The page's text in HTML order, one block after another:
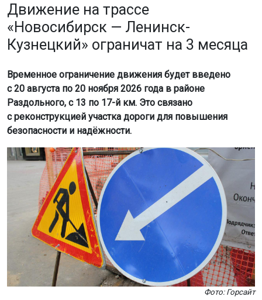
Движение на трассе
«Новосибирск — Ленинск-
Кузнецкий» ограничат на 3 месяца
Временное ограничение движения будет введено
с 20 августа по 20 ноября 2026 года в районе
Раздольного, с 13 по 17-й км. Это связано
с реконструкцией участка дороги для повышения
безопасности и надёжности.
Фото: Горсайт